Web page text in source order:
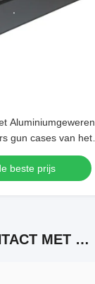
Aluminiumgeweren
gun cases van het
van het de
Lichtgewicht
beste prijs
NEEM CONTACT MET ONS OP